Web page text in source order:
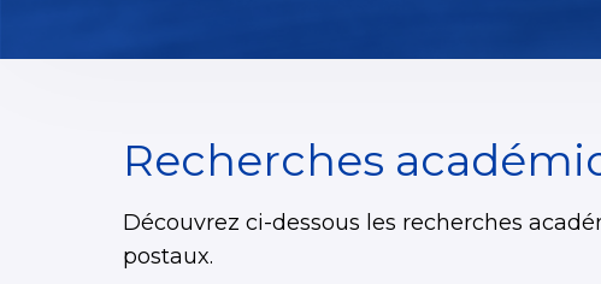
Recherches
Découvrez ci-dessous les recherches
postaux.